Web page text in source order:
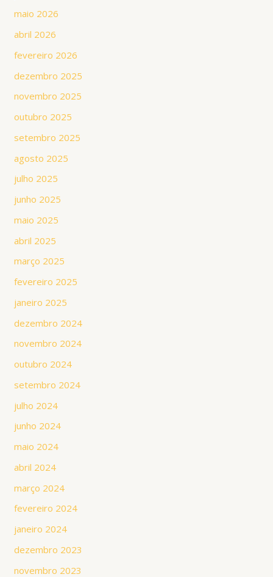
maio 2026
abril 2026
fevereiro 2026
dezembro 2025
novembro 2025
outubro 2025
setembro 2025
agosto 2025
julho 2025
junho 2025
maio 2025
abril 2025
março 2025
fevereiro 2025
janeiro 2025
dezembro 2024
novembro 2024
outubro 2024
setembro 2024
julho 2024
junho 2024
maio 2024
abril 2024
março 2024
fevereiro 2024
janeiro 2024
dezembro 2023
novembro 2023